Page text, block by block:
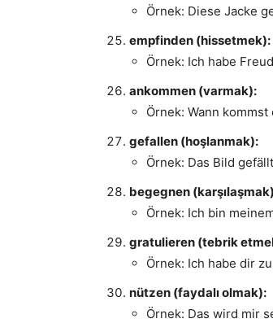
Örnek: Diese Jacke
empfinden (hissetmek):
Örnek: Ich habe
ankommen (varmak):
Örnek: Wann kommst
gefallen (hoşlanmak):
Örnek: Das Bild
begegnen
Örnek: Ich bin
gratulieren (tebrik
Örnek: Ich habe dir
nützen (faydalı olmak):
Örnek: Das wird mir